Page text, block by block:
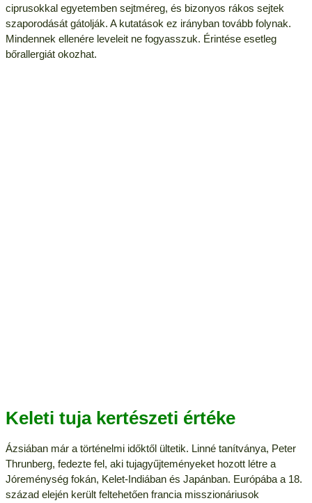
ciprusokkal egyetemben sejtméreg, és bizonyos rákos sejtek
szaporodását gátolják. A kutatások ez irányban tovább folynak.
Mindennek ellenére leveleit ne fogyasszuk. Érintése esetleg
bőrallergiát okozhat.
Keleti tuja kertészeti értéke
Ázsiában már a történelmi időktől ültetik. Linné tanítványa, Peter
Thrunberg, fedezte fel, aki tujagyűjteményeket hozott létre a
Jóreménység fokán, Kelet-Indiában és Japánban. Európába a 18.
század elején került feltehetően francia misszionáriusok